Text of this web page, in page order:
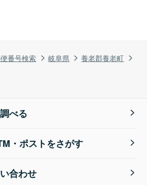
番号検索 岐阜県
養老郡養老町
べる
・ポストをさがす
合わせ